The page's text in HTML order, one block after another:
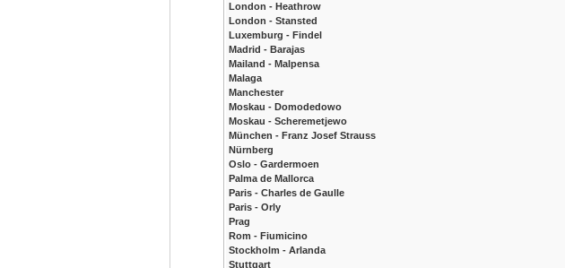
London - Heathrow
London - Stansted
Luxemburg - Findel
Madrid - Barajas
Mailand - Malpensa
Malaga
Manchester
Moskau - Domodedowo
Moskau - Scheremetjewo
München - Franz Josef Strauss
Nürnberg
Oslo - Gardermoen
Palma de Mallorca
Paris - Charles de Gaulle
Paris - Orly
Prag
Rom - Fiumicino
Stockholm - Arlanda
Stuttgart